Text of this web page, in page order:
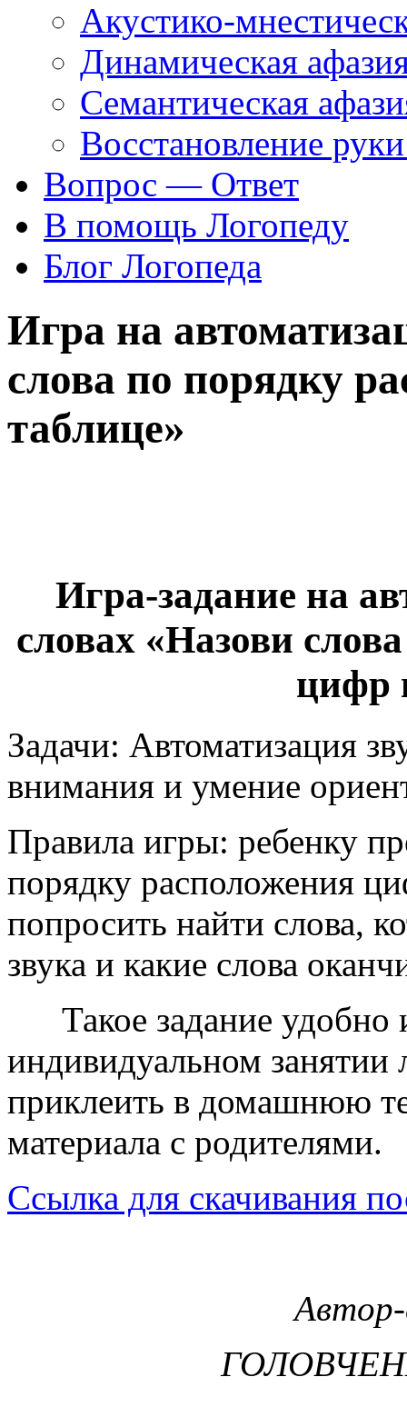
Акустико-
Динамическая
Семантическая
Восстановление
Вопрос — Ответ
В помощь Логопеду
Блог Логопеда
Игра на
слова по порядку
таблице»
Игра-задание на
словах «Назови
цифр
Задачи: Автоматизация
внимания и умение
Правила игры: ребенку
порядку расположения
попросить найти слова,
звука и какие слова
Такое задание удобно
индивидуальном
приклеить в домашнюю
материала с родителями.
Ссылка для скачивания
Автор-